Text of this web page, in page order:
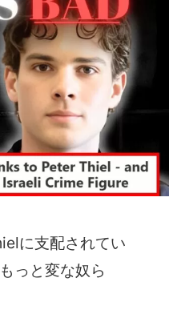
に支配されてい
っと変な奴ら